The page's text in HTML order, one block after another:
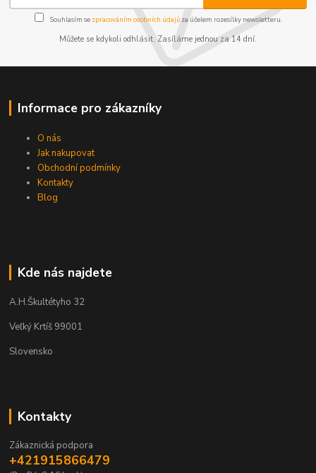
Souhlasím se zpracováním osobních údajůza účelem rozesílky newsletteru.
Můžete se kdykoli odhlásit. Zasíláme jednou za 14 dní.
Informace pro zákazníky
O nás
Jak nakupovat
Obchodní podmínky
Kontakty
Blog
Kde nás najdete
A.H.Škultétyho 32
Veľký Krtíš 99001
Slovensko
Kontakty
Zákaznická podpora
+421915866479